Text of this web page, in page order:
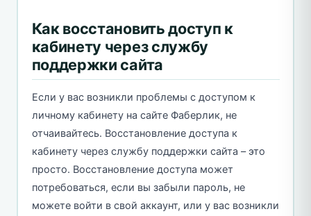
Как восстановить доступ к
кабинету через службу
поддержки сайта
Если у вас возникли проблемы с доступом к
личному кабинету на сайте Фаберлик, не
отчаивайтесь. Восстановление доступа к
кабинету через службу поддержки сайта – это
просто. Восстановление доступа может
потребоваться, если вы забыли пароль, не
можете войти в свой аккаунт, или у вас возникли